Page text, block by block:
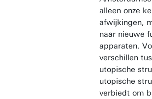
alleen onze
afwijkingen,
naar nieuwe
apparaten.
verschillen
utopische
utopische
verbiedt om